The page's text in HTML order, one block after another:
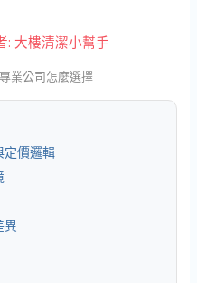
: 大樓清潔小幫手
業公司怎麼選擇
定價邏輯
異